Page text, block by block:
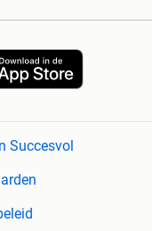
Succesvol